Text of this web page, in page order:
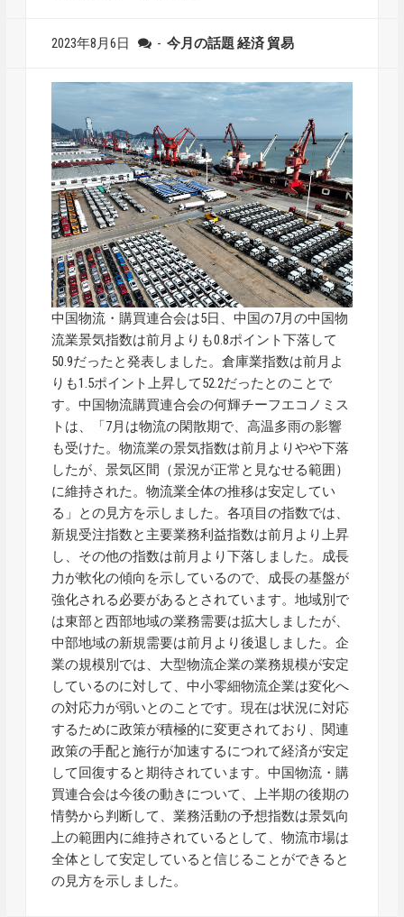
2023年8月6日 - 今月の話題 経済 貿易
中国物流・購買連合会は5日、中国の7月の中国物
流業景気指数は前月よりも0.8ポイント下落して
50.9だったと発表しました。倉庫業指数は前月よ
りも1.5ポイント上昇して52.2だったとのことで
す。中国物流購買連合会の何輝チーフエコノミス
トは、「7月は物流の閑散期で、高温多雨の影響
も受けた。物流業の景気指数は前月よりやや下落
したが、景気区間（景況が正常と見なせる範囲）
に維持された。物流業全体の推移は安定してい
る」との見方を示しました。各項目の指数では、
新規受注指数と主要業務利益指数は前月より上昇
し、その他の指数は前月より下落しました。成長
力が軟化の傾向を示しているので、成長の基盤が
強化される必要があるとされています。地域別で
は東部と西部地域の業務需要は拡大しましたが、
中部地域の新規需要は前月より後退しました。企
業の規模別では、大型物流企業の業務規模が安定
しているのに対して、中小零細物流企業は変化へ
の対応力が弱いとのことです。現在は状況に対応
するために政策が積極的に変更されており、関連
政策の手配と施行が加速するにつれて経済が安定
して回復すると期待されています。中国物流・購
買連合会は今後の動きについて、上半期の後期の
情勢から判断して、業務活動の予想指数は景気向
上の範囲内に維持されているとして、物流市場は
全体として安定していると信じることができると
の見方を示しました。